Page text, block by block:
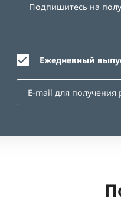
Подпишитесь на
Ежедневный